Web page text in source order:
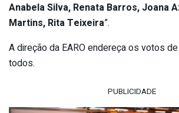
Anabela Silva, Renata Barros, Joana
Martins, Rita Teixeira”.
A direção da EARO endereça os votos
todos.
PUBLICIDADE